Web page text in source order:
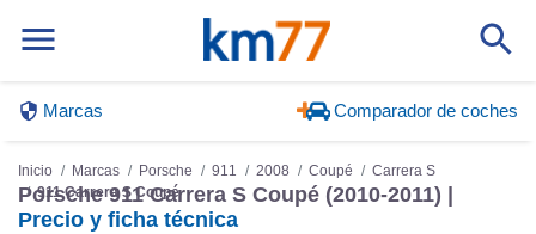
Marcas Comparador de coches
Inicio Marcas Porsche 911 2008 Coupé
Carrera S
911 Carrera S Coupé
Porsche 911 Carrera S Coupé (2010-2011) |
Precio y ficha técnica